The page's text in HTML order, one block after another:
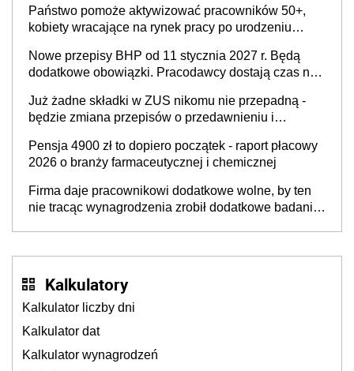
Państwo pomoże aktywizować pracowników 50+,
kobiety wracające na rynek pracy po urodzeniu
neuroatypowe. Powstanie Fundusz na rzecz
Inkluzywności w Zatrudnianiu?
Nowe przepisy BHP od 11 stycznia 2027 r. Będą
dodatkowe obowiązki. Pracodawcy dostają czas na
Już żadne składki w ZUS nikomu nie przepadną -
będzie zmiana przepisów o przedawnieniu i
Pensja 4900 zł to dopiero początek - raport płacowy
2026 o branży farmaceutycznej i chemicznej
Firma daje pracownikowi dodatkowe wolne, by ten
nie tracąc wynagrodzenia zrobił dodatkowe badania.
Kalkulatory
Kalkulator liczby dni
Kalkulator dat
Kalkulator wynagrodzeń